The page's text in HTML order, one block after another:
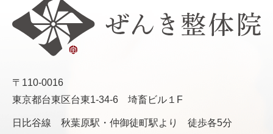
〒110-0016
東京都台東区台東1-34-6 埼畜ビル１F
日比谷線 秋葉原駅・仲御徒町駅より 徒歩各5分